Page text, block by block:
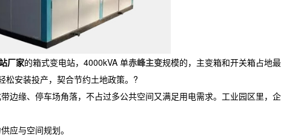
厂家的箱式变电站，4000kVA 单赤峰主变规模的，主变箱和开关箱占地
松安装投产，契合节约土地政策。?
缘、停车场角落，不占过多公共空间又满足用电需求。工业园区里，
应与空间规划。